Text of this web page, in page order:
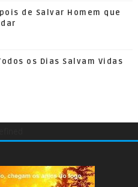
de Salvar Homem que
os Dias Salvam Vidas